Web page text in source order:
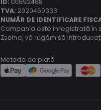
ID: 00692468
TVA: 2020450333
NUMĂR DE IDENTIFICARE
Compania este înregistrată în
Zsolna, vă rugăm să
Metoda de plată